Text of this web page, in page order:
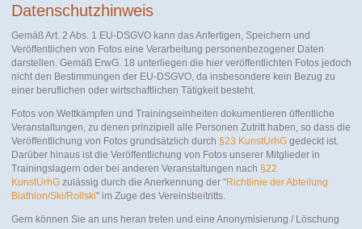
Datenschutzhinweis
Gemäß Art. 2 Abs. 1 EU-DSGVO kann das Anfertigen, Speichern und
Veröffentlichen von Fotos eine Verarbeitung personenbezogener Daten
darstellen. Gemäß ErwG. 18 unterliegen die hier veröffentlichten Fotos jedoch
nicht den Bestimmungen der EU-DSGVO, da insbesondere kein Bezug zu
einer beruflichen oder wirtschaftlichen Tätigkeit besteht.
Fotos von Wettkämpfen und Trainingseinheiten dokumentieren öffentliche
Veranstaltungen, zu denen prinzipiell alle Personen Zutritt haben, so dass die
Veröffentlichung von Fotos grundsätzlich durch §23 KunstUrhGgedeckt ist.
Darüber hinaus ist die Veröffentlichung von Fotos unserer Mitglieder in
Trainingslagern oder bei anderen Veranstaltungen nach §22
KunstUrhG zulässig durch die Anerkennung der "Richtlinie der Abteilung
Biathlon/Ski/Rollski" im Zuge des Vereinsbeitritts.
Gern können Sie an uns heran treten und eine Anonymisierung / Löschung